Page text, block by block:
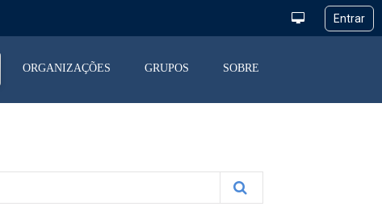
ORGANIZAÇÕES GRUPOS SOBRE